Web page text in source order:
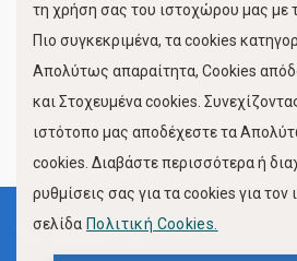
FOLLOW US
Όροι Χρήσης
τη χρήση σας του ιστοχώρου μας με
Πιο συγκεκριμένα, τα cookies
Απολύτως απαραίτητα, Cookies
και Στοχευμένα cookies.
ιστότοπο μας αποδέχεστε τα
cookies. Διαβάστε περισσότερα ή
ρυθμίσεις σας για τα cookies για τον
σελίδα Πολιτική Cookies.